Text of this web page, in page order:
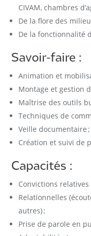
CIVAM, chambres
De la flore des
De la fonctionnalité
Savoir-faire :
Animation et
Montage et gestion
Maîtrise des outils
Techniques de
Veille documentaire ;
Création et suivi de
Capacités :
Convictions relatives
Relationnelles
autres) ;
Prise de parole en